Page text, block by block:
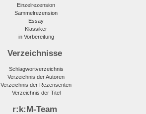
Einzelrezension
Sammelrezension
Essay
Klassiker
in Vorbereitung
Verzeichnisse
Schlagwortverzeichnis
Verzeichnis der Autoren
Verzeichnis der Rezensenten
Verzeichnis der Titel
r:k:M-Team